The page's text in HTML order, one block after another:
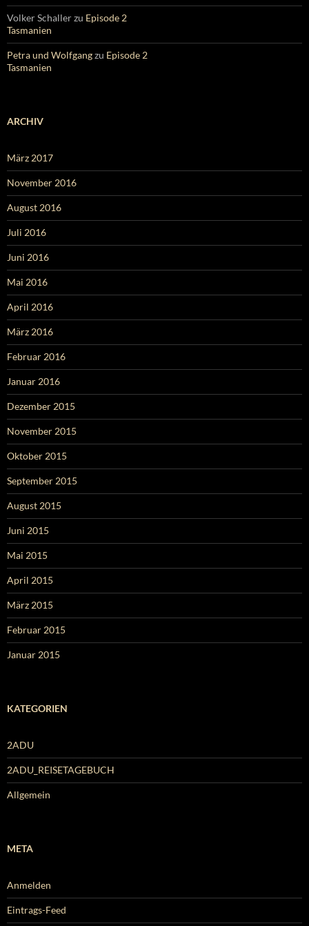
Volker Schallerzu Episode 2
Tasmanien
Petra und Wolfgangzu Episode 2
Tasmanien
ARCHIV
März 2017
November 2016
August 2016
Juli 2016
Juni 2016
Mai 2016
April 2016
März 2016
Februar 2016
Januar 2016
Dezember 2015
November 2015
Oktober 2015
September 2015
August 2015
Juni 2015
Mai 2015
April 2015
März 2015
Februar 2015
Januar 2015
KATEGORIEN
2ADU
2ADU_REISETAGEBUCH
Allgemein
META
Anmelden
Eintrags-Feed